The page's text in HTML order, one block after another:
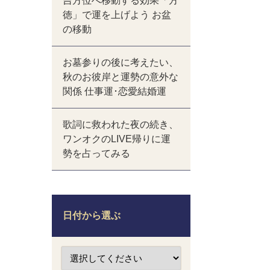
徳」で運を上げよう お盆
の移動
お墓参りの後に考えたい、
秋のお彼岸と運勢の意外な
関係 仕事運･恋愛結婚運
歌詞に救われた夜の続き、
ワンオクのLIVE帰りに運
勢を占ってみる
日付から選ぶ